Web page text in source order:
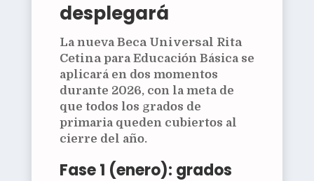
desplegará
La nuevaBeca Universal Rita
Cetinapara Educación Básica se
aplicará en dos momentos
durante 2026, con la meta de
que todos los grados de
primaria queden cubiertos al
cierre del año.
Fase 1 (enero): grados